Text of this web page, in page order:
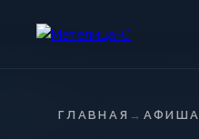
ГЛАВНАЯ → АФИША